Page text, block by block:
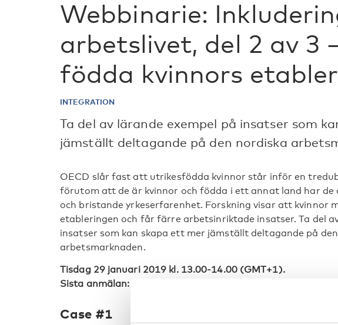
Webbinarie:
arbetslivet, del 2 av 3
födda kvinnors
INTEGRATION
Ta del av lärande exempel på insatser som
jämställt deltagande på den nordiska
OECD slår fast att utrikesfödda kvinnor står inför en
förutom att de är kvinnor och födda i ett annat land har
och bristande yrkeserfarenhet. Forskning visar att kvinnor
etableringen och får färre arbetsinriktade insatser. Ta del
insatser som kan skapa ett mer jämställt deltagande på
arbetsmarknaden.
Tisdag 29 januari 2019 kl. 13.00-14.00 (GMT+1).
Sista anmälan: 24 januari 2019
Case #1